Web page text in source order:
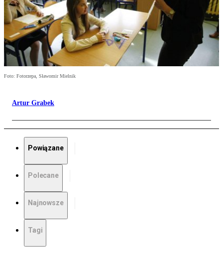
Foto: Fotorzepa, Sławomir Mielnik
Artur Grabek
Powiązane
Polecane
Najnowsze
Tagi